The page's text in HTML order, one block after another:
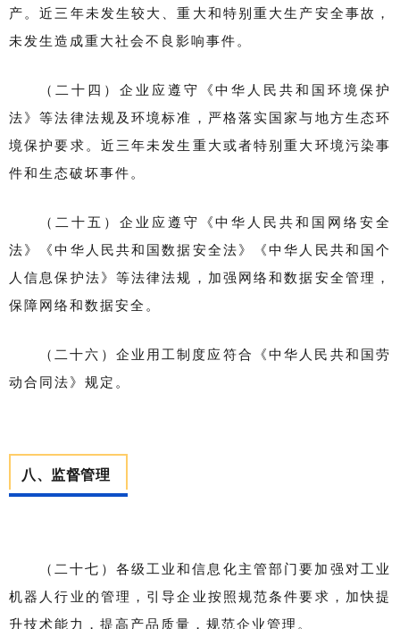
产。近三年未发生较大、重大和特别重大生产安全事故，
未发生造成重大社会不良影响事件。
（二十四）企业应遵守《中华人民共和国环境保护
法》等法律法规及环境标准，严格落实国家与地方生态环
境保护要求。近三年未发生重大或者特别重大环境污染事
件和生态破坏事件。
（二十五）企业应遵守《中华人民共和国网络安全
法》《中华人民共和国数据安全法》《中华人民共和国个
人信息保护法》等法律法规，加强网络和数据安全管理，
保障网络和数据安全。
（二十六）企业用工制度应符合《中华人民共和国劳
动合同法》规定。
八、监督管理
（二十七）各级工业和信息化主管部门要加强对工业
机器人行业的管理，引导企业按照规范条件要求，加快提
升技术能力，提高产品质量，规范企业管理。